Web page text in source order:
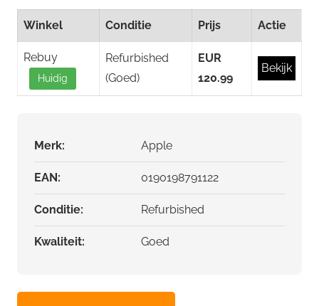
Winkel Conditie Prijs Actie
Rebuy
Huidig
Refurbished
(Goed)
EUR
120.99
Bekijk
Merk: Apple
EAN: 0190198791122
Conditie: Refurbished
Kwaliteit: Goed